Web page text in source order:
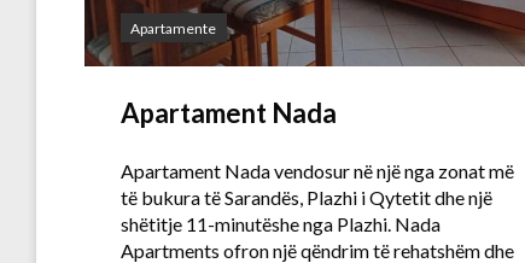
Apartamente
Apartament Nada
Apartament Nada vendosur në një nga zonat më
të bukura të Sarandës, Plazhi i Qytetit dhe një
shëtitje 11-minutëshe nga Plazhi. Nada
Apartments ofron një qëndrim të rehatshëm dhe